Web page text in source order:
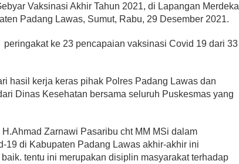
Vaksinasi Akhir Tahun 2021, di Lapangan Merdeka
Padang Lawas, Sumut, Rabu, 29 Desember 2021.
ke 23 pencapaian vaksinasi Covid 19 dari 33
hasil kerja keras pihak Polres Padang Lawas dan
Dinas Kesehatan bersama seluruh Puskesmas yang
Zarnawi Pasaribu cht MM MSi dalam
di Kabupaten Padang Lawas akhir-akhir ini
tentu ini merupakan disiplin masyarakat terhadap